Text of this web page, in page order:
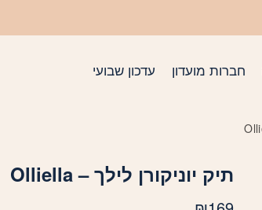
חברות מועדון עדכון שבועי
תיק יוניקורן לילך – Olliella